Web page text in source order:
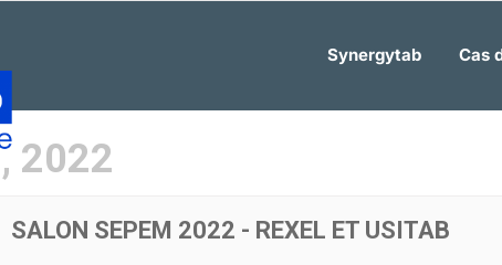
Synergytab Cas
2022
SALON SEPEM 2022 - REXEL ET USITAB